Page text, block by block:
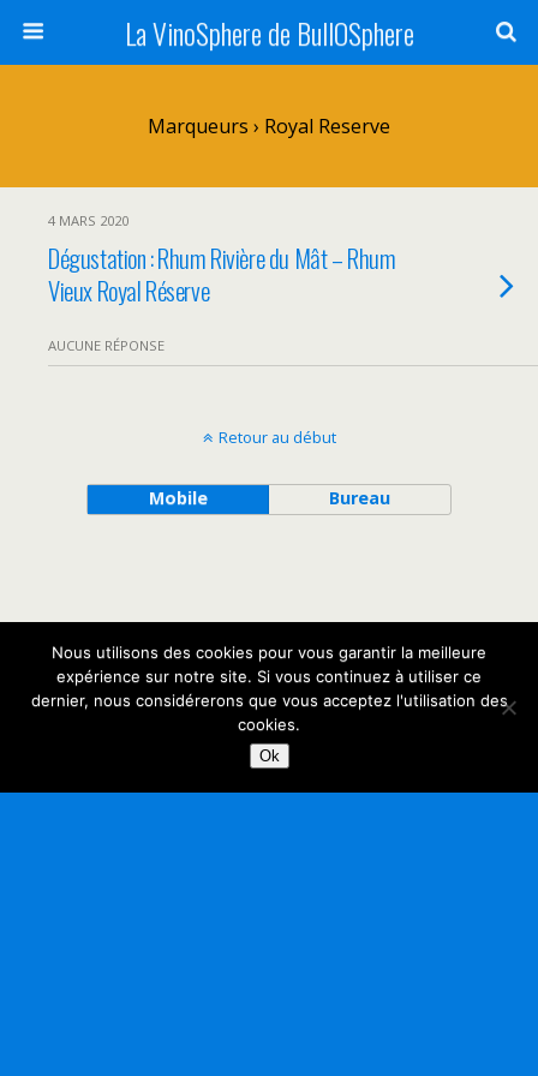
La VinoSphere de BullOSphere
Marqueurs › Royal Reserve
4 MARS 2020
Dégustation : Rhum Rivière du Mât – Rhum
Vieux Royal Réserve
AUCUNE RÉPONSE
Retour au début
Mobile Bureau
Nous utilisons des cookies pour vous garantir la meilleure
expérience sur notre site. Si vous continuez à utiliser ce
dernier, nous considérerons que vous acceptez l'utilisation des
cookies.
Ok